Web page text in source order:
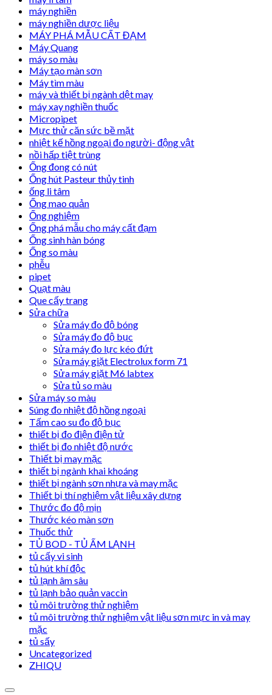
máy nghiền
máy nghiền dược liệu
MÁY PHÁ MẪU CẤT ĐẠM
Máy Quang
máy so màu
Máy tạo màn sơn
Máy tìm màu
máy và thiết bị ngành dệt may
máy xay nghiền thuốc
Micropipet
Mực thử căn sức bề mặt
nhiệt kế hồng ngoại đo người- động vật
nồi hấp tiệt trùng
Ống đong có nút
Ống hút Pasteur thủy tinh
ống li tâm
Ống mao quản
Ống nghiệm
Ống phá mẫu cho máy cất đạm
Ống sinh hàn bóng
Ống so màu
phễu
pipet
Quạt màu
Que cấy trang
Sửa chữa
Sửa máy đo độ bóng
Sửa máy đo độ bục
Sửa máy đo lực kéo đứt
Sửa máy giặt Electrolux form 71
Sửa máy giặt M6 labtex
Sửa tủ so màu
Sửa máy so màu
Súng đo nhiệt độ hồng ngoại
Tấm cao su đo độ bục
thiết bị đo điện điện tử
thiết bị đo nhiệt độ nước
Thiết bị may mặc
thiết bị ngành khai khoáng
thiết bị ngành sơn nhựa và may mặc
Thiết bị thí nghiệm vật liệu xây dựng
Thước đo độ mịn
Thước kéo màn sơn
Thuốc thử
TỦ BOD - TỦ ẤM LẠNH
tủ cấy vi sinh
tủ hút khí độc
tủ lạnh âm sâu
tủ lạnh bảo quản vaccin
tủ môi trường thử nghiệm
tủ môi trường thử nghiệm vật liệu sơn mực in và may
mặc
tủ sấy
Uncategorized
ZHIQU